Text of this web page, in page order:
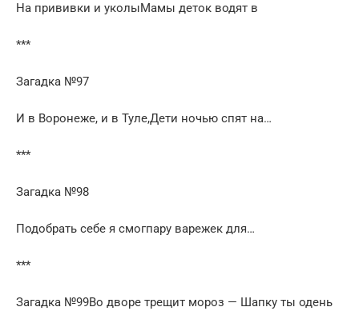
На прививки и уколыМамы деток водят в
***
Загадка №97
И в Воронеже, и в Туле,Дети ночью спят на…
***
Загадка №98
Подобрать себе я смогпару варежек для…
***
Загадка №99Во дворе трещит мороз — Шапку ты одень